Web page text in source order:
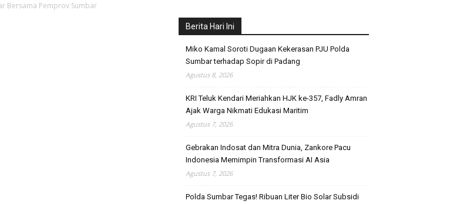
Bersama Pemprov Sumbar
Berita Hari Ini
Miko Kamal Soroti Dugaan Kekerasan PJU Polda
Sumbar terhadap Sopir di Padang
Agustus 8, 2026
KRI Teluk Kendari Meriahkan HJK ke-357, Fadly Amran
Ajak Warga Nikmati Edukasi Maritim
Agustus 7, 2026
Gebrakan Indosat dan Mitra Dunia, Zankore Pacu
Indonesia Memimpin Transformasi AI Asia
Agustus 7, 2026
Polda Sumbar Tegas! Ribuan Liter Bio Solar Subsidi